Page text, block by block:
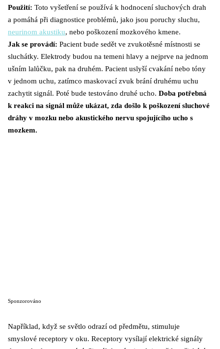
Použití: Toto vyšetření se používá k hodnocení sluchových drah
a pomáhá při diagnostice problémů, jako jsou poruchy sluchu,
neurinom akustiku, nebo poškození mozkového kmene.
Jak se provádí: Pacient bude sedět ve zvukotěsné místnosti se
sluchátky. Elektrody budou na temeni hlavy a nejprve na jednom
ušním lalůčku, pak na druhém. Pacient uslyší cvakání nebo tóny
v jednom uchu, zatímco maskovací zvuk brání druhému uchu
zachytit signál. Poté bude testováno druhé ucho. Doba potřebná
k reakci na signál může ukázat, zda došlo k poškození sluchové
dráhy v mozku nebo akustického nervu spojujícího ucho s
mozkem.
Sponzorováno
Například, když se světlo odrazí od předmětu, stimuluje
smyslové receptory v oku. Receptory vysílají elektrické signály